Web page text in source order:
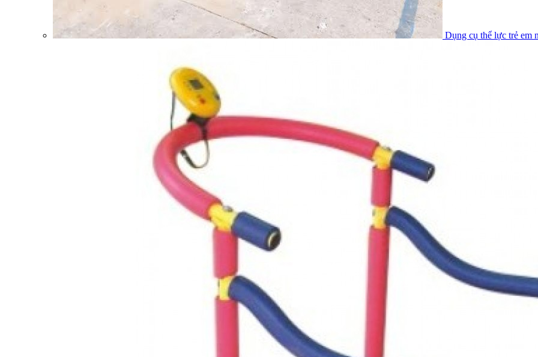
Dụng cụ thể lực trẻ em